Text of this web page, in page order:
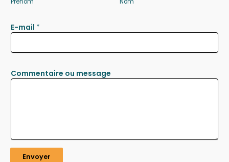
Prénom Nom
E-mail *
Commentaire ou message
Envoyer